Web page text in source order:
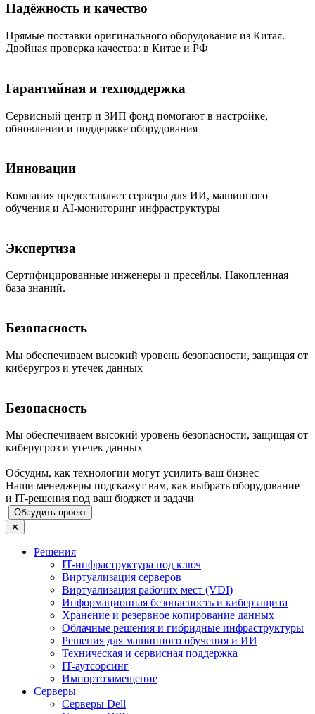
Надёжность и качество
Прямые поставки оригинального оборудования из Китая.
Двойная проверка качества: в Китае и РФ
Гарантийная и техподдержка
Сервисный центр и ЗИП фонд помогают в настройке,
обновлении и поддержке оборудования
Инновации
Компания предоставляет серверы для ИИ, машинного
обучения и AI-мониторинг инфраструктуры
Экспертиза
Сертифицированные инженеры и пресейлы. Накопленная
база знаний.
Безопасность
Мы обеспечиваем высокий уровень безопасности, защищая от
киберугроз и утечек данных
Безопасность
Мы обеспечиваем высокий уровень безопасности, защищая от
киберугроз и утечек данных
Обсудим, как технологии могут усилить ваш бизнес
Наши менеджеры подскажут вам, как выбрать оборудование
и IT-решения под ваш бюджет и задачи
Обсудить проект
✕
Решения
IT-инфраструктура под ключ
Виртуализация серверов
Виртуализация рабочих мест (VDI)
Информационная безопасность и киберзащита
Хранение и резервное копирование данных
Облачные решения и гибридные инфраструктуры
Решения для машинного обучения и ИИ
Техническая и сервисная поддержка
IT-аутсорсинг
Импортозамещение
Серверы
Серверы Dell